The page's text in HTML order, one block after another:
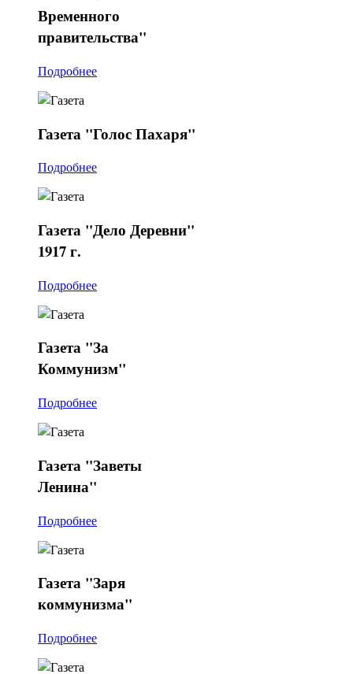
Временного
правительства"
Подробнее
Газета "Голос Пахаря"
Подробнее
Газета "Дело Деревни"
1917 г.
Подробнее
Газета "За
Коммунизм"
Подробнее
Газета "Заветы
Ленина"
Подробнее
Газета "Заря
коммунизма"
Подробнее